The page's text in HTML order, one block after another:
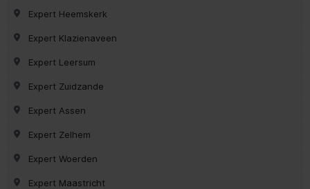
Expert Heemskerk
Expert Klazienaveen
Expert Leersum
Expert Zuidzande
Expert Assen
Expert Zelhem
Expert Woerden
Expert Maastricht